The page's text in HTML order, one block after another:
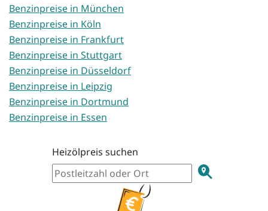
Benzinpreise in München
Benzinpreise in Köln
Benzinpreise in Frankfurt
Benzinpreise in Stuttgart
Benzinpreise in Düsseldorf
Benzinpreise in Leipzig
Benzinpreise in Dortmund
Benzinpreise in Essen
Heizölpreis suchen